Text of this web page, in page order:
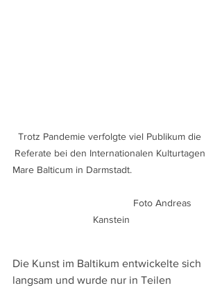
Trotz Pandemie verfolgte viel Publikum die
Referate bei den Internationalen Kulturtagen
Mare Balticum in Darmstadt.
                                      Foto Andreas
Kanstein
Die Kunst im Baltikum entwickelte sich
langsam und wurde nur in Teilen